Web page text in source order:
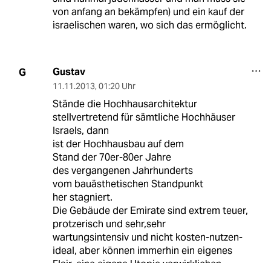
von anfang an bekämpfen) und ein kauf der
israelischen waren, wo sich das ermöglicht.
G Gustav
11.11.2013, 01:20 Uhr
Stände die Hochhausarchitektur
stellvertretend für sämtliche Hochhäuser
Israels, dann
ist der Hochhausbau auf dem
Stand der 70er-80er Jahre
des vergangenen Jahrhunderts
vom bauästhetischen Standpunkt
her stagniert.
Die Gebäude der Emirate sind extrem teuer,
protzerisch und sehr,sehr
wartungsintensiv und nicht kosten-nutzen-
ideal, aber können immerhin ein eigenes